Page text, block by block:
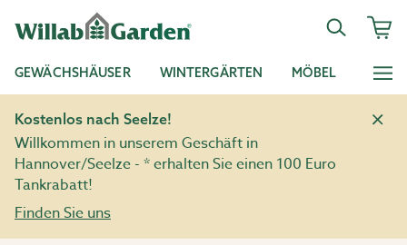
GEWÄCHSHÄUSER WINTERGÄRTEN MÖBEL
Kostenlos nach Seelze!
Willkommen in unserem Geschäft in
Hannover/Seelze - * erhalten Sie einen 100 Euro
Tankrabatt!
Finden Sie uns